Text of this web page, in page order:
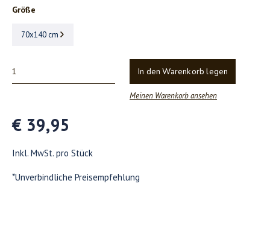
Größe
70x140 cm
In den Warenkorb legen
Meinen Warenkorb ansehen
€ 39,95
Inkl. MwSt. pro Stück
*Unverbindliche Preisempfehlung